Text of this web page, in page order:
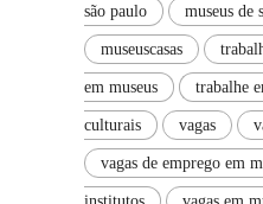
são paulo museus de
museuscasas
em museus trabalhe
culturais vagas
vagas de emprego em